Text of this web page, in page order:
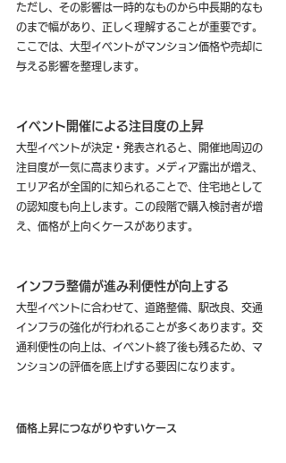
ただし、その影響は一時的なものから中長期的なも
のまで幅があり、正しく理解することが重要です。
ここでは、大型イベントがマンション価格や売却に
与える影響を整理します。
イベント開催による注目度の上昇
大型イベントが決定・発表されると、開催地周辺の
注目度が一気に高まります。メディア露出が増え、
エリア名が全国的に知られることで、住宅地として
の認知度も向上します。この段階で購入検討者が増
え、価格が上向くケースがあります。
インフラ整備が進み利便性が向上する
大型イベントに合わせて、道路整備、駅改良、交通
インフラの強化が行われることが多くあります。交
通利便性の向上は、イベント終了後も残るため、マ
ンションの評価を底上げする要因になります。
価格上昇につながりやすいケース